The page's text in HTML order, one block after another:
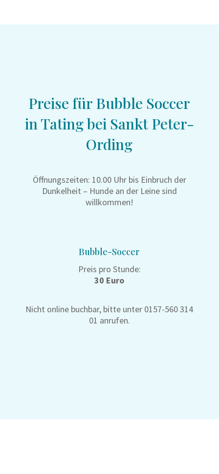
Preise für Bubble Soccer
in Tating bei Sankt Peter-
Ording
Öffnungszeiten: 10.00 Uhr bis Einbruch der
Dunkelheit – Hunde an der Leine sind
willkommen!
Bubble-Soccer
Preis pro Stunde:
30 Euro
Nicht online buchbar, bitte unter 0157-560 314
01 anrufen.